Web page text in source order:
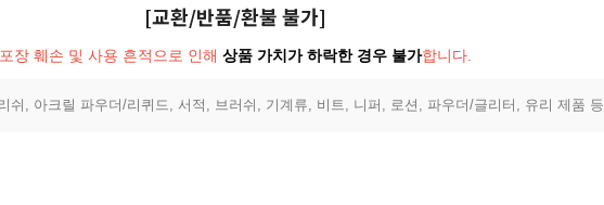
[교환/반품/환불 불가]
포장 훼손 및 사용 흔적으로 인해 상품 가치가 하락한 경우 불가합니다.
쉬, 아크릴 파우더/리퀴드, 서적, 브러쉬, 기계류, 비트, 니퍼, 로션, 파우더/글리터, 유리 제품 등